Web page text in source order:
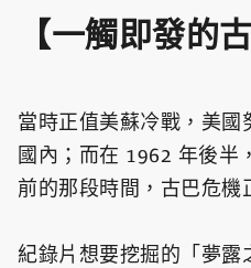
【一觸即發的
當時正值美蘇冷戰，美
國內；而在 1962 年後半
前的那段時間，古巴危機
紀錄片想要挖掘的「夢露